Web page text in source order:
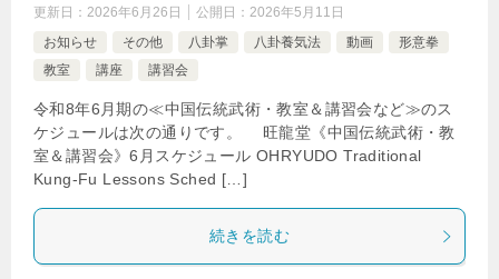
更新日： 2026年6月26日 公開日： 2026年5月11日
お知らせ
その他 八卦掌 八卦養気法 動画
形意拳
教室
講座 講習会
令和8年6月期の≪中国伝統武術・教室＆講習会など≫のス
ケジュールは次の通りです。 旺龍堂《中国伝統武術・教
室＆講習会》6月スケジュール OHRYUDO Traditional
Kung-Fu Lessons Sched […]
続きを読む